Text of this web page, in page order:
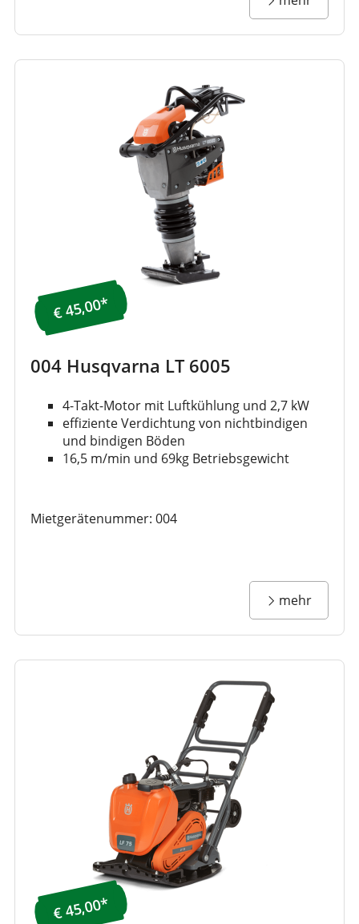
€ 45,00*
004 Husqvarna LT 6005
4-Takt-Motor mit Luftkühlung und 2,7 kW
effiziente Verdichtung von nichtbindigen
und bindigen Böden
16,5 m/min und 69kg Betriebsgewicht
Mietgerätenummer: 004
mehr
€ 45,00*